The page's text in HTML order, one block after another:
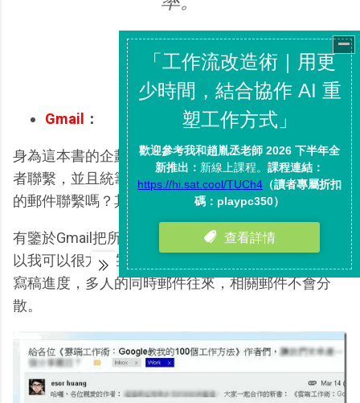
Gmail ：
身為這本書的企劃主編，我透過Gmail與其他九位作
者聯繫，並且統籌大家的內容，看起來這不就是一般
的郵件聯繫嗎？其實這裡有著一些巧妙處。
有鑒於Gmail把所有往來郵件統合成一串討論串，所
以我可以很方便的從這一串郵件中快速追蹤每個人的
寫稿進度，多人的同時郵件往來，相關郵件不會分
散。